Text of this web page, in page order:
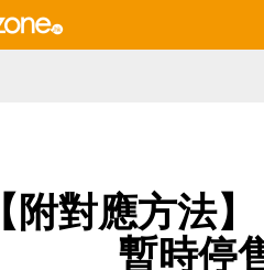
【附對應方法
暫時停